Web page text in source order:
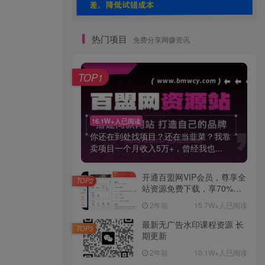
热门项目 免费分享网赚资讯
16.1W+人已阅读
你还在到处找项目？还在当韭菜？我靠
卖项目一个月收入5万+，曾经我也...
TOP1
开通百盟网VIP会员，尊享全
站资源免费下载，享70%的
惠】2年前 15.7W+人已阅读
TOP2
最新无广告水印课程资源 长
期更新
2年前 10.1W+人已阅读
TOP3